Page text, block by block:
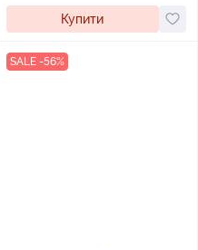
Купити
SALE -56%